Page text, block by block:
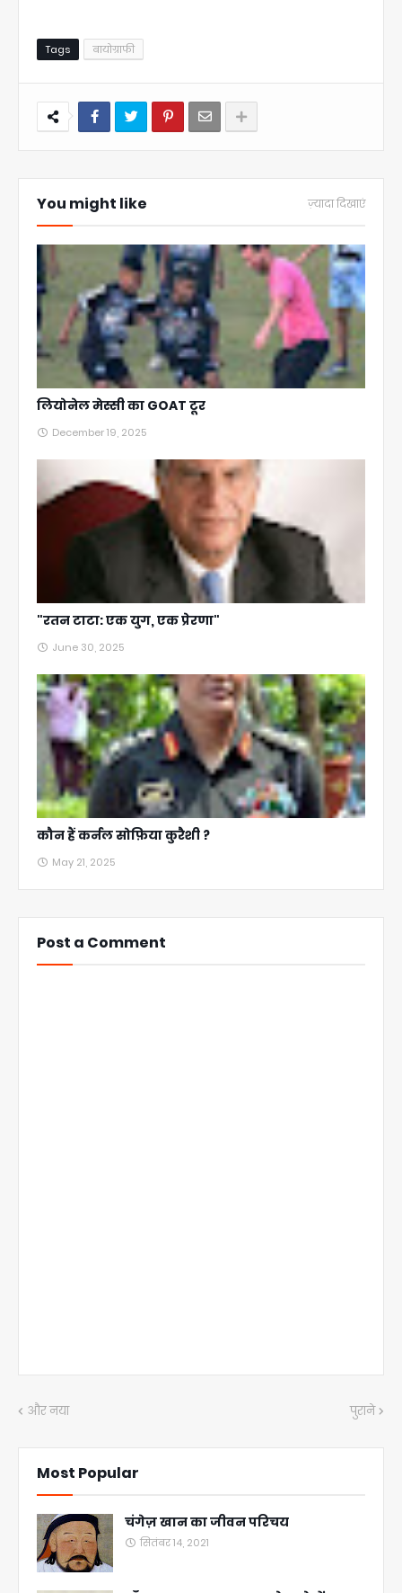
Tags बायोग्राफी
You might like ज़्यादा दिखाएं
लियोनेल मेस्सी का GOAT टूर
December 19, 2025
"रतन टाटा: एक युग, एक प्रेरणा"
June 30, 2025
कौन हैं कर्नल सोफ़िया कुरैशी ?
May 21, 2025
Post a Comment
और नया पुराने
Most Popular
चंगेज़ खान का जीवन परिचय
सितंबर 14, 2021